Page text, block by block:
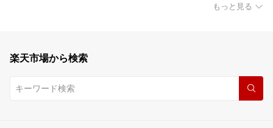
もっと見る
楽天市場から検索